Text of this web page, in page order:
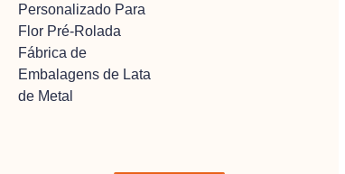
Personalizado Para
Flor Pré-Rolada
Fábrica de
Embalagens de Lata
de Metal